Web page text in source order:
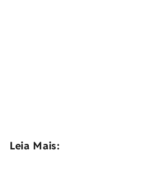
Leia Mais: